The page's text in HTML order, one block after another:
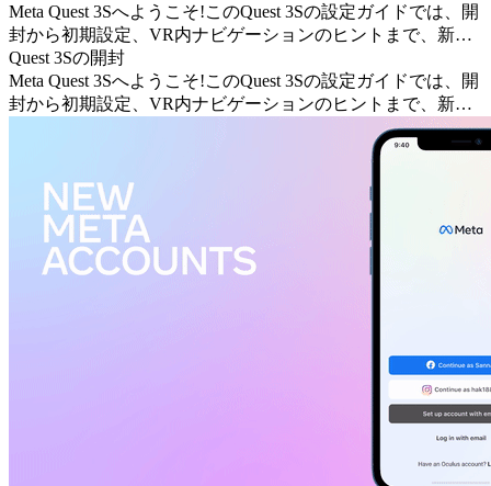
Meta Quest 3Sへようこそ!このQuest 3Sの設定ガイドでは、開
封から初期設定、VR内ナビゲーションのヒントまで、新し
いデバイスの利用を開始するために必要な基本情報すべてを
ご紹介します。
Quest 3Sの開封
Meta Quest 3Sへようこそ!このQuest 3Sの設定ガイドでは、開
封から初期設定、VR内ナビゲーションのヒントまで、新し
いデバイスの利用を開始するために必要な基本情報すべてを